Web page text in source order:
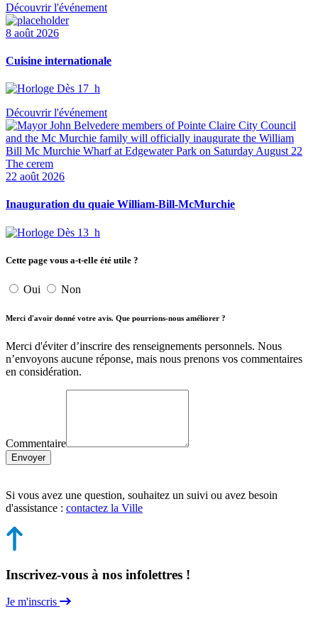
Découvrir l'événement
8 août 2026
Cuisine internationale
Dès 17 h
Découvrir l'événement
22 août 2026
Inauguration du quaie William-Bill-McMurchie
Dès 13 h
Cette page vous a-t-elle été utile ?
Oui Non
Merci d'avoir donné votre avis. Que pourrions-nous améliorer ?
Merci d'éviter d’inscrire des renseignements personnels. Nous
n’envoyons aucune réponse, mais nous prenons vos commentaires
en considération.
Commentaire
Envoyer
Si vous avez une question, souhaitez un suivi ou avez besoin
d'assistance : contactez la Ville
Inscrivez-vous à nos infolettres !
Je m'inscris